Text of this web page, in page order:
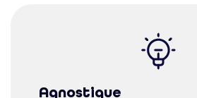
Agnostique